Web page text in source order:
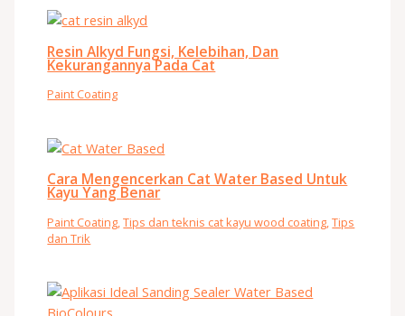
Resin Alkyd Fungsi, Kelebihan, Dan
Kekurangannya Pada Cat
Paint Coating
Cara Mengencerkan Cat Water Based Untuk
Kayu Yang Benar
Paint Coating,Tips dan teknis cat kayu wood coating,Tips
dan Trik